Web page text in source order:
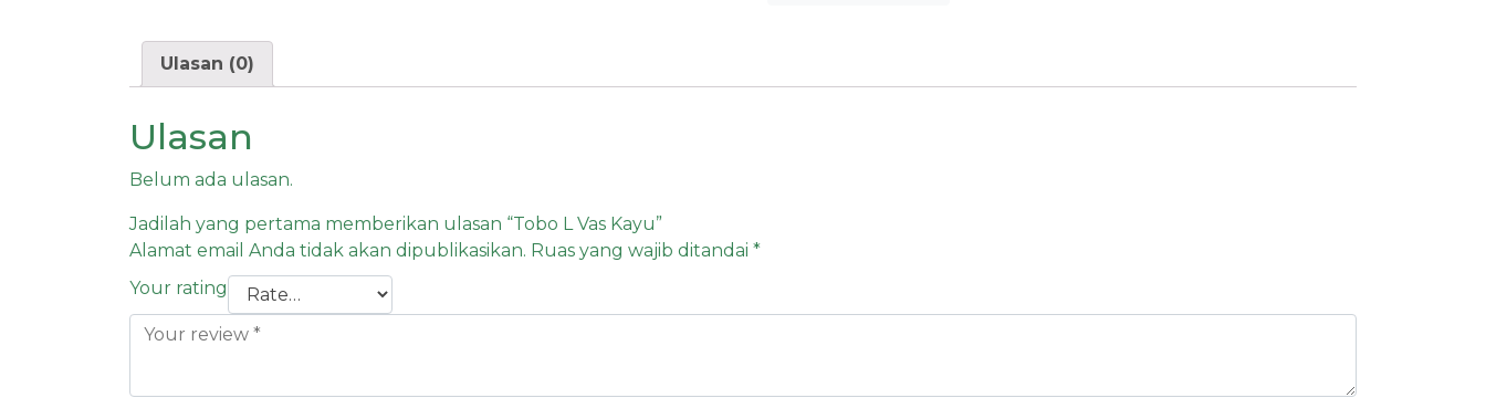
Ulasan (0)
Ulasan
Belum ada ulasan.
Jadilah yang pertama memberikan ulasan “Tobo L Vas Kayu”
Alamat email Anda tidak akan dipublikasikan. Ruas yang wajib ditandai *
Your rating